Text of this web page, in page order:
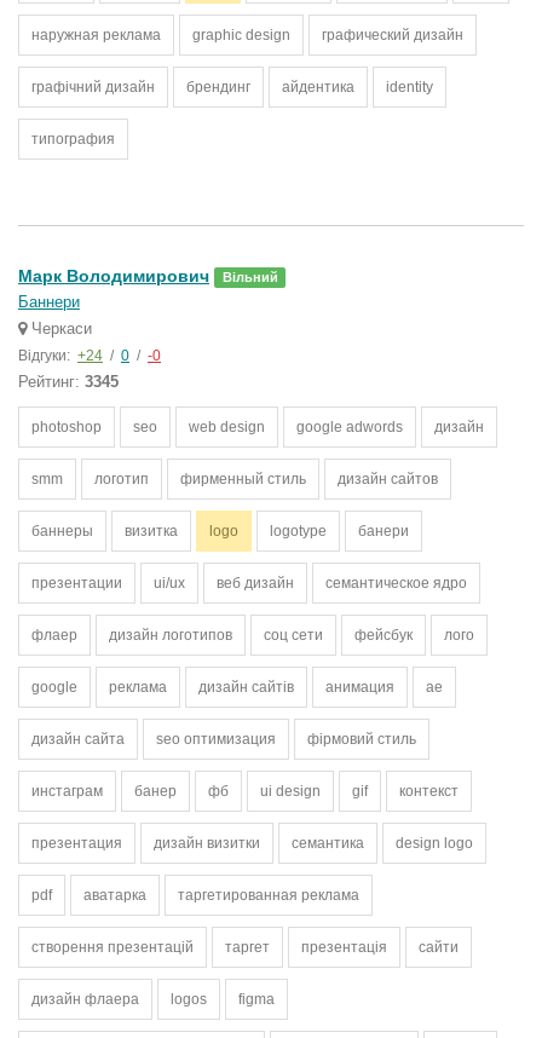
наружная реклама graphic design графический дизайн
графічний дизайн брендинг айдентика identity
типография
Марк Володимирович Вільний
Баннери
Черкаси
Відгуки: +24 / 0 / -0
Рейтинг: 3345
photoshop seo web design google adwords дизайн
smm логотип фирменный стиль дизайн сайтов
баннеры визитка logo logotype банери
презентации ui/ux веб дизайн семантическое ядро
флаер дизайн логотипов соц сети фейсбук лого
google реклама дизайн сайтів анимация ae
дизайн сайта seo оптимизация фірмовий стиль
инстаграм банер фб ui design gif контекст
презентация дизайн визитки семантика design logo
pdf аватарка таргетированная реклама
створення презентацій таргет презентація сайти
дизайн флаера logos figma